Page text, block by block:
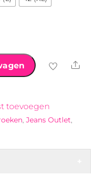
Share
toevoegen
,Jeans Outlet,